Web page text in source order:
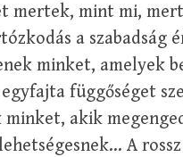
mertek, mint mi, mert
a szabadság
minket, amelyek
függőséget
akik
A